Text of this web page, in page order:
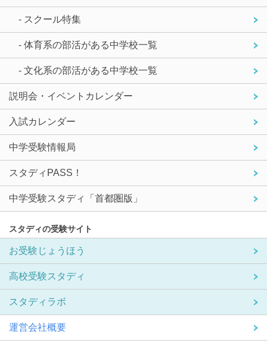
- スクール特集
- 体育系の部活がある中学校一覧
- 文化系の部活がある中学校一覧
説明会・イベントカレンダー
入試カレンダー
中学受験情報局
スタディPASS！
中学受験スタディ「首都圏版」
スタディの受験サイト
お受験じょうほう
高校受験スタディ
スタディラボ
運営会社概要